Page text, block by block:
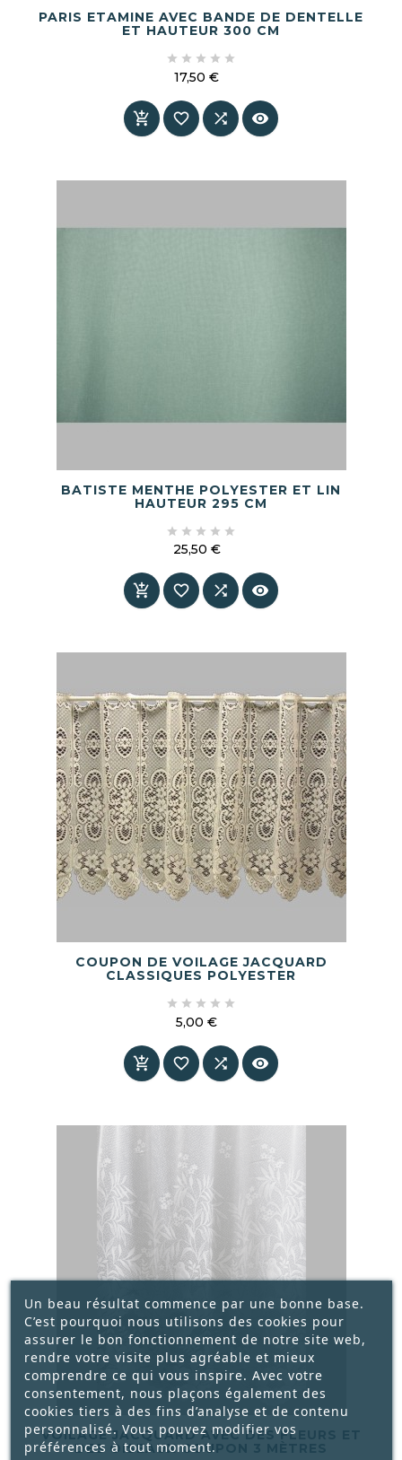
PARIS ETAMINE AVEC BANDE DE DENTELLE
ET HAUTEUR 300 CM
    
17,50 €
   
BATISTE MENTHE POLYESTER ET LIN
HAUTEUR 295 CM
    
25,50 €
   
COUPON DE VOILAGE JACQUARD
CLASSIQUES POLYESTER
    
5,00 €
   
VOILAGE JACQUARD AVEC DES FLEURS ET
DES OISEAUX COUPON 3 MÈTRES
Un beau résultat commence par une bonne base.
C’est pourquoi nous utilisons des cookies pour
assurer le bon fonctionnement de notre site web,
rendre votre visite plus agréable et mieux
comprendre ce qui vous inspire. Avec votre
consentement, nous plaçons également des
cookies tiers à des fins d’analyse et de contenu
personnalisé. Vous pouvez modifier vos
préférences à tout moment.